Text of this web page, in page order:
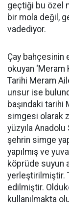
geçtiği bu özel
bir mola değil,
vadediyor.
Çay bahçesinin
okuyan ‘Meram
Tarihi Meram
unsur ise
başındaki tarihi
simgesi olarak
yüzyıla
şehrin simge
yapılmış ve
köprüde suyun
yerleştirilmiştir.
edilmiştir.
kullanılmakta